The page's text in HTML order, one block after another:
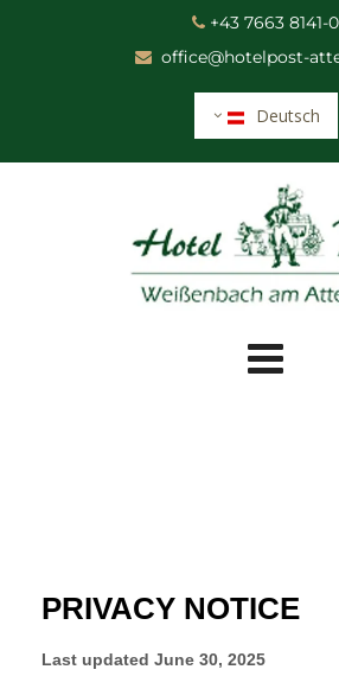
 +43 7663 8141-0
 office@hotelpost-
Deutsch